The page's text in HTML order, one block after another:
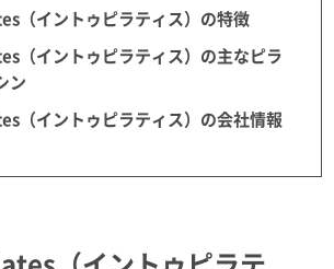
（イントゥピラティス）の特徴
（イントゥピラティス）の主なピラ
ン
（イントゥピラティス）の会社情報